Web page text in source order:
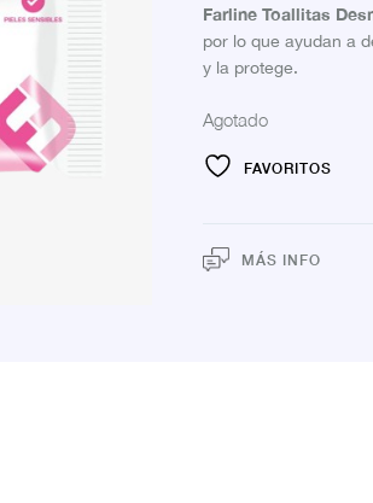
Farline Toallitas
por lo que ayudan a
y la protege.
Agotado
FAVORITOS
MÁS INFO